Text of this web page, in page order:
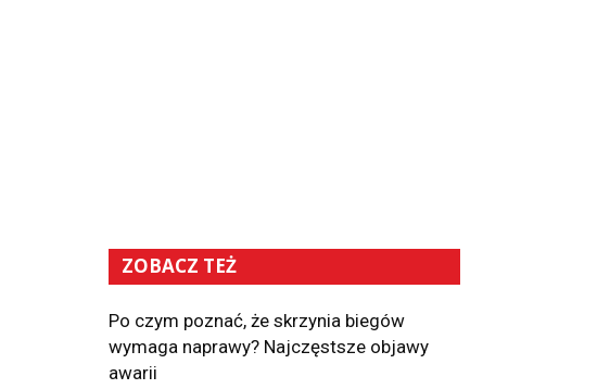
ZOBACZ TEŻ
Po czym poznać, że skrzynia biegów
wymaga naprawy? Najczęstsze objawy
awarii